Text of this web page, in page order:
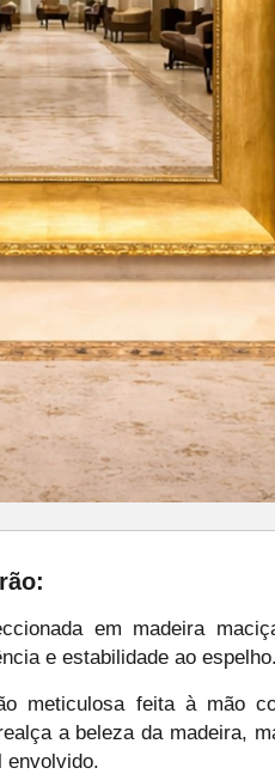
em madeira
e estabilidade ao espelho.
meticulosa feita à mão
a beleza da madeira,
envolvido.